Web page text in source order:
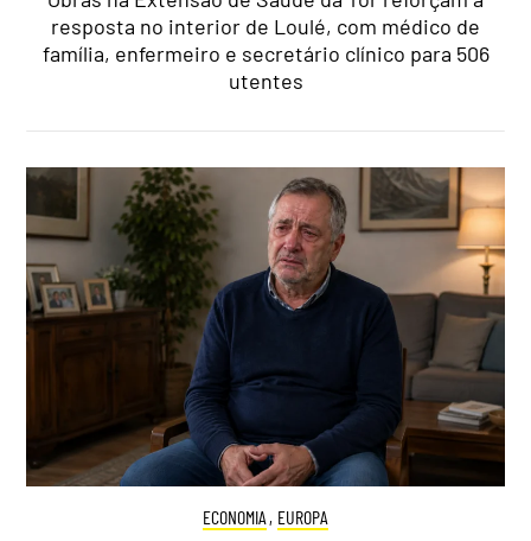
resposta no interior de Loulé, com médico de
família, enfermeiro e secretário clínico para 506
utentes
ECONOMIA , EUROPA